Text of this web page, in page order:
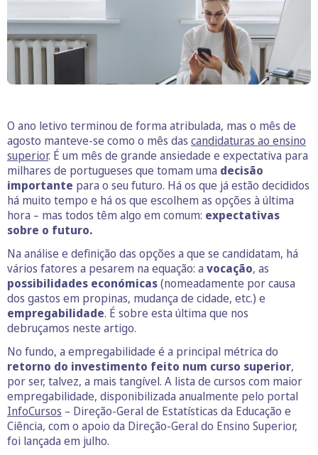
O ano letivo terminou de forma atribulada, mas o mês de
agosto manteve-se como o mês das candidaturas ao ensino
superior. É um mês de grande ansiedade e expectativa para
milhares de portugueses que tomam uma decisão
importante para o seu futuro. Há os que já estão decididos
há muito tempo e há os que escolhem as opções à última
hora – mas todos têm algo em comum: expectativas
sobre o futuro.
Na análise e definição das opções a que se candidatam, há
vários fatores a pesarem na equação: a vocação, as
possibilidades económicas(nomeadamente por causa
dos gastos em propinas, mudança de cidade, etc.) e
empregabilidade. É sobre esta última que nos
debruçamos neste artigo.
No fundo, a empregabilidade é a principal métrica do
retorno do investimento feito num curso superior,
por ser, talvez, a mais tangível. A lista de cursos com maior
empregabilidade, disponibilizada anualmente pelo portal
InfoCursos – Direção-Geral de Estatísticas da Educação e
Ciência, com o apoio da Direção-Geral do Ensino Superior,
foi lançada em julho.